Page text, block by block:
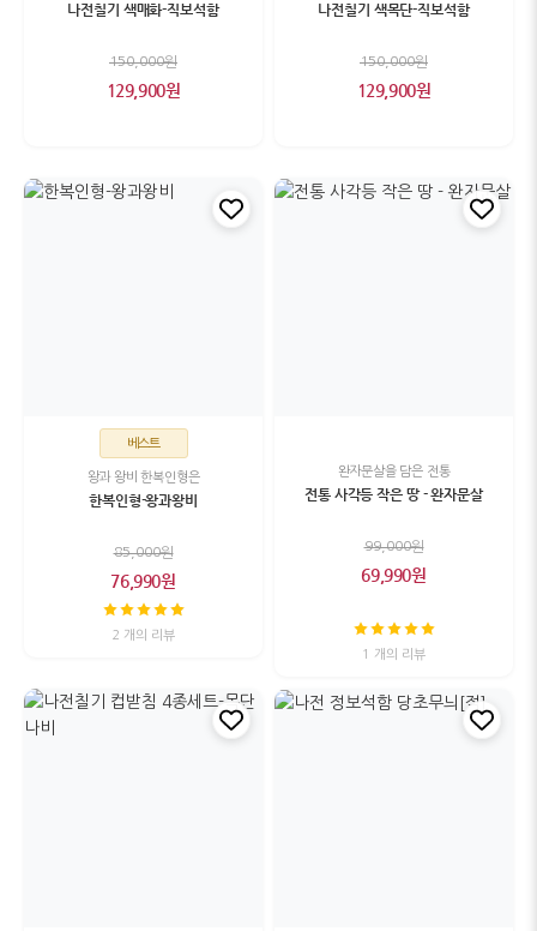
나전칠기 색매화-직보석함
150,000원
129,900원
나전칠기 색목단-직보석함
150,000원
129,900원
베스트
왕과 왕비 한복인형은
한복인형-왕과왕비
85,000원
76,990원
2 개의 리뷰
완자문살을 담은 전통
전통 사각등 작은 땅 - 완자문살
99,000원
69,990원
1 개의 리뷰